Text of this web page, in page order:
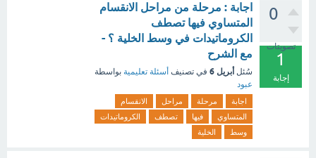
0
تصويتات
1
إجابة
اجابة : مرحلة من مراحل الانقسام
المتساوي فيها تصطف
الكروماتيدات في وسط الخلية ؟ -
مع الشرح
سُئل أبريل 6 في تصنيف أسئلة تعليمية بواسطة
عبود
اجابة مرحلة مراحل
الانقسام
المتساوي
فيها تصطف
الكروماتيدات
وسط
الخلية